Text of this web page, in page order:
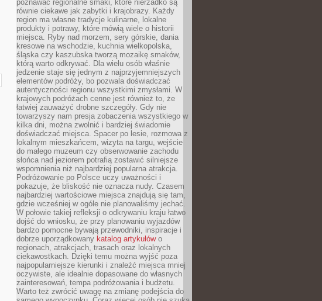
poznawać regionalne smaki, które nierzadko są
równie ciekawe jak zabytki i krajobrazy. Każdy
region ma własne tradycje kulinarne, lokalne
produkty i potrawy, które mówią wiele o historii
miejsca. Ryby nad morzem, sery górskie, dania
kresowe na wschodzie, kuchnia wielkopolska,
śląska czy kaszubska tworzą mozaikę smaków,
którą warto odkrywać. Dla wielu osób właśnie
jedzenie staje się jednym z najprzyjemniejszych
elementów podróży, bo pozwala doświadczać
autentyczności regionu wszystkimi zmysłami. W
krajowych podróżach cenne jest również to, że
łatwiej zauważyć drobne szczegóły. Gdy nie
towarzyszy nam presja zobaczenia wszystkiego w
kilka dni, można zwolnić i bardziej świadomie
doświadczać miejsca. Spacer po lesie, rozmowa z
lokalnym mieszkańcem, wizyta na targu, wejście
do małego muzeum czy obserwowanie zachodu
słońca nad jeziorem potrafią zostawić silniejsze
wspomnienia niż najbardziej popularna atrakcja.
Podróżowanie po Polsce uczy uważności i
pokazuje, że bliskość nie oznacza nudy. Czasem
najbardziej wartościowe miejsca znajdują się tam,
gdzie wcześniej w ogóle nie planowaliśmy jechać.
W połowie takiej refleksji o odkrywaniu kraju łatwo
dojść do wniosku, że przy planowaniu wyjazdów
bardzo pomocne bywają przewodniki, inspiracje i
dobrze uporządkowany katalog artykułówo
regionach, atrakcjach, trasach oraz lokalnych
ciekawostkach. Dzięki temu można wyjść poza
najpopularniejsze kierunki i znaleźć miejsca mniej
oczywiste, ale idealnie dopasowane do własnych
zainteresowań, tempa podróżowania i budżetu.
Warto też zwrócić uwagę na zmianę podejścia do